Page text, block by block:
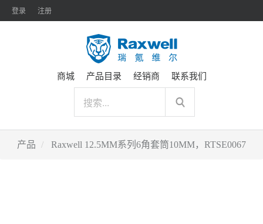
登录 注册
商城 产品目录 经销商 联系我们
产品 Raxwell 12.5MM系列6角套筒10MM，RTSE0067